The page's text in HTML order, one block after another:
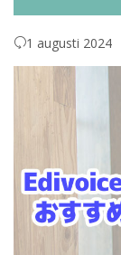
1 augusti 2024